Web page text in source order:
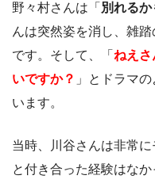
野々村さんは「 別れる
んは突然姿を消し、雑
です。そして、「 ねえさ
いですか？ 」とドラマ
います。
当時、川谷さんは非常
と付き合った経験はなか